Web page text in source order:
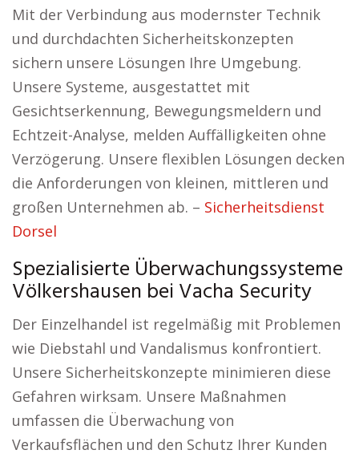
Mit der Verbindung aus modernster Technik
und durchdachten Sicherheitskonzepten
sichern unsere Lösungen Ihre Umgebung.
Unsere Systeme, ausgestattet mit
Gesichtserkennung, Bewegungsmeldern und
Echtzeit-Analyse, melden Auffälligkeiten ohne
Verzögerung. Unsere flexiblen Lösungen decken
die Anforderungen von kleinen, mittleren und
großen Unternehmen ab. – Sicherheitsdienst
Dorsel
Spezialisierte Überwachungssysteme
Völkershausen bei Vacha Security
Der Einzelhandel ist regelmäßig mit Problemen
wie Diebstahl und Vandalismus konfrontiert.
Unsere Sicherheitskonzepte minimieren diese
Gefahren wirksam. Unsere Maßnahmen
umfassen die Überwachung von
Verkaufsflächen und den Schutz Ihrer Kunden